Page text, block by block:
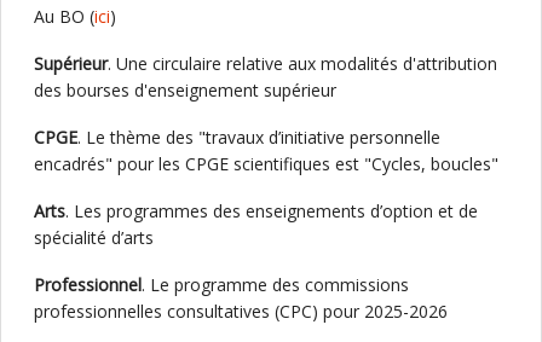
Au BO (ici)
Supérieur. Une circulaire relative aux modalités d'attribution
des bourses d'enseignement supérieur
CPGE. Le thème des "travaux d’initiative personnelle
encadrés" pour les CPGE scientifiques est "Cycles, boucles"
Arts. Les programmes des enseignements d’option et de
spécialité d’arts
Professionnel. Le programme des commissions
professionnelles consultatives (CPC) pour 2025-2026